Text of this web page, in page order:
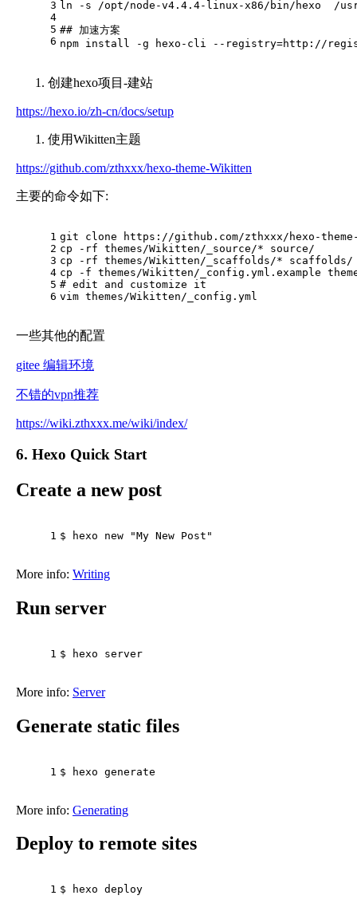
3
4
5
6
ln -s /opt/node-v4.4.4-linux-x86/bin/hexo  /
## 加速方案
npm install -g hexo-cli --registry=http://
创建hexo项目-建站
https://hexo.io/zh-cn/docs/setup
使用Wikitten主题
https://github.com/zthxxx/hexo-theme-Wikitten
主要的命令如下:
1
2
3
4
5
6
git clone https://github.com/zthxxx/hexo-
cp -rf themes/Wikitten/_source/* source/
cp -rf themes/Wikitten/_scaffolds/* scaffolds/
cp -f themes/Wikitten/_config.yml.example
# edit and customize it
vim themes/Wikitten/_config.yml
一些其他的配置
gitee 编辑环境
不错的vpn推荐
https://wiki.zthxxx.me/wiki/index/
6. Hexo Quick Start
Create a new post
1 $ hexo new "My New Post"
More info: Writing
Run server
1 $ hexo server
More info: Server
Generate static files
1 $ hexo generate
More info: Generating
Deploy to remote sites
1 $ hexo deploy